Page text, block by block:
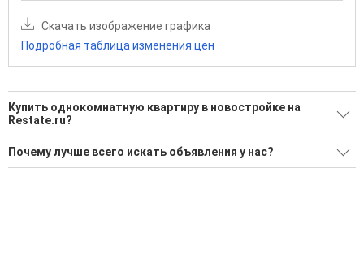
Скачать изображение графика
Подробная таблица изменения цен
Купить однокомнатную квартиру в новостройке на
Restate.ru?
Ищите, как Купить однокомнатную квартиру в
новостройке?
Почему лучше всего искать объявления у нас?